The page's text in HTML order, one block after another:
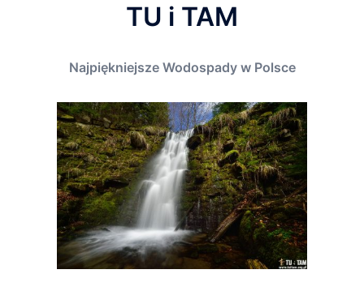
TU i TAM
Najpiękniejsze Wodospady w Polsce